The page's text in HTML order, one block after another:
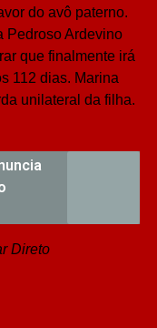
do avô paterno.
Pedroso Ardevino
que finalmente irá
112 dias. Marina
unilateral da filha.
Direto